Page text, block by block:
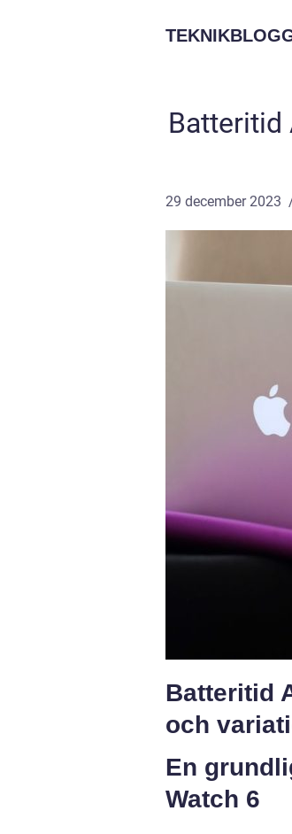
Batteritid
29 december 2023
Batteritid
och
En
Watch 6